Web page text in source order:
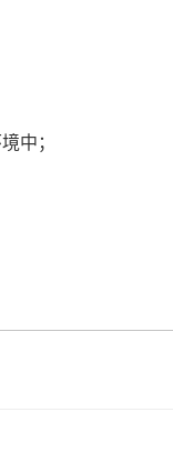
中；